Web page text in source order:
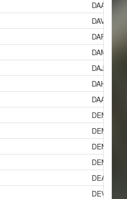
DAA
DAV
DAF
DAMd
DAJa
DAH
DAAa
DEMj
DEMj
DEMb
DEMa
DEAc
DEV